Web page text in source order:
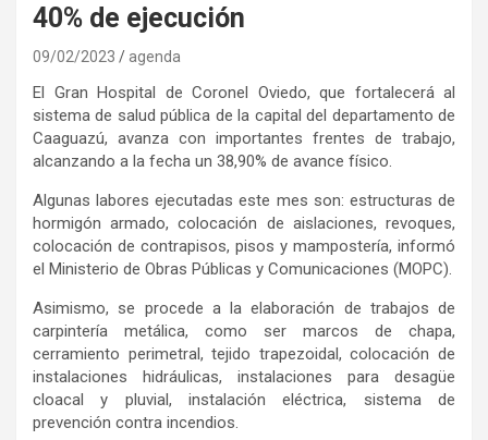
40% de ejecución
09/02/2023 agenda
El Gran Hospital de Coronel Oviedo, que fortalecerá al
sistema de salud pública de la capital del departamento de
Caaguazú, avanza con importantes frentes de trabajo,
alcanzando a la fecha un 38,90% de avance físico.
Algunas labores ejecutadas este mes son: estructuras de
hormigón armado, colocación de aislaciones, revoques,
colocación de contrapisos, pisos y mampostería, informó
el Ministerio de Obras Públicas y Comunicaciones (MOPC).
Asimismo, se procede a la elaboración de trabajos de
carpintería metálica, como ser marcos de chapa,
cerramiento perimetral, tejido trapezoidal, colocación de
instalaciones hidráulicas, instalaciones para desagüe
cloacal y pluvial, instalación eléctrica, sistema de
prevención contra incendios.